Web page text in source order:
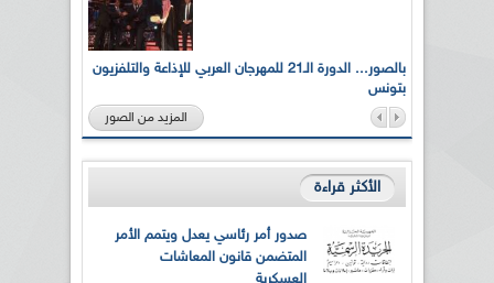
بالصور... الدورة الـ21 للمهرجان العربي للإذاعة والتلفزيون
بتونس
المزيد من الصور
الأكثر قراءة
صدور أمر رئاسي يعدل ويتمم الأمر
المتضمن قانون المعاشات
العسكرية